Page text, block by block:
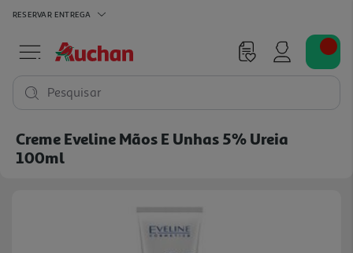
RESERVAR ENTREGA
Pesquisar
Creme Eveline Mãos E Unhas 5% Ureia
100ml